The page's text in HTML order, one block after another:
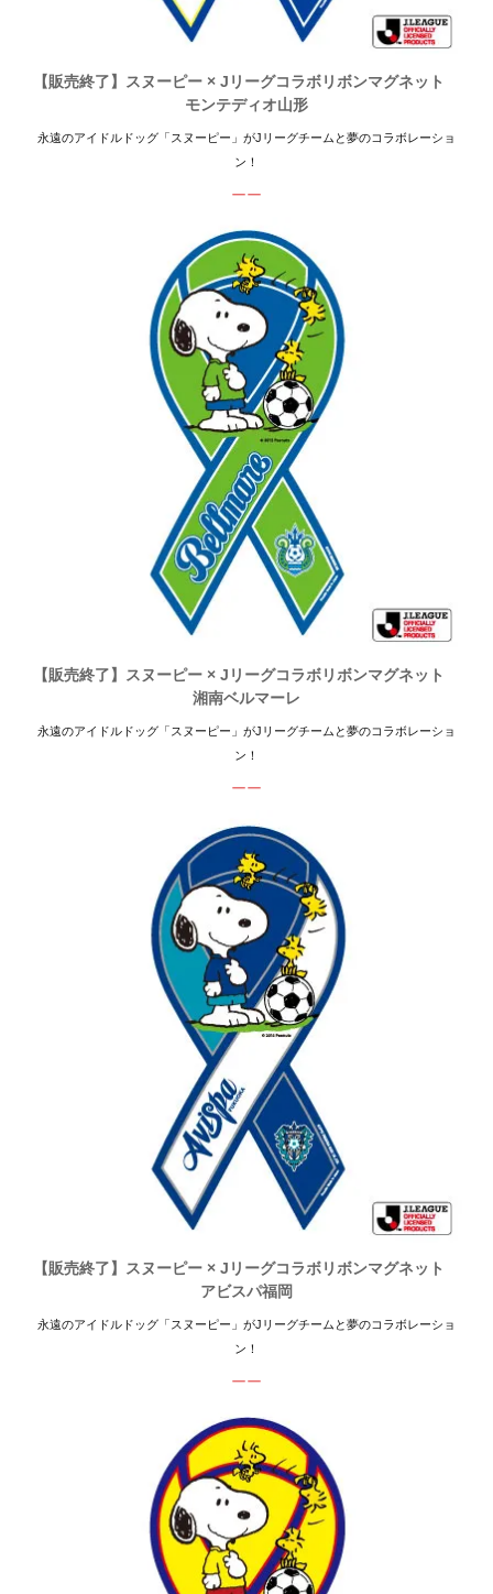
【販売終了】スヌーピー × Jリーグコラボリボンマグネット
モンテディオ山形
永遠のアイドルドッグ「スヌーピー」がJリーグチームと夢のコラボレーショ
ン！
ーー
【販売終了】スヌーピー × Jリーグコラボリボンマグネット
湘南ベルマーレ
永遠のアイドルドッグ「スヌーピー」がJリーグチームと夢のコラボレーショ
ン！
ーー
【販売終了】スヌーピー × Jリーグコラボリボンマグネット
アビスパ福岡
永遠のアイドルドッグ「スヌーピー」がJリーグチームと夢のコラボレーショ
ン！
ーー